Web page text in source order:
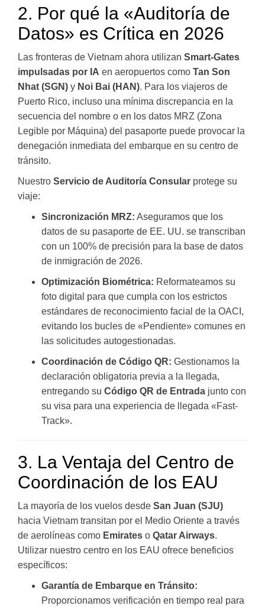
2. Por qué la «Auditoría de
Datos» es Crítica en 2026
Las fronteras de Vietnam ahora utilizan Smart-Gates
impulsadas por IA en aeropuertos como Tan Son
Nhat (SGN) y Noi Bai (HAN). Para los viajeros de
Puerto Rico, incluso una mínima discrepancia en la
secuencia del nombre o en los datos MRZ (Zona
Legible por Máquina) del pasaporte puede provocar la
denegación inmediata del embarque en su centro de
tránsito.
Nuestro Servicio de Auditoría Consular protege su
viaje:
Sincronización MRZ: Aseguramos que los
datos de su pasaporte de EE. UU. se transcriban
con un 100% de precisión para la base de datos
de inmigración de 2026.
Optimización Biométrica: Reformateamos su
foto digital para que cumpla con los estrictos
estándares de reconocimiento facial de la OACI,
evitando los bucles de «Pendiente» comunes en
las solicitudes autogestionadas.
Coordinación de Código QR: Gestionamos la
declaración obligatoria previa a la llegada,
entregando su Código QR de Entrada junto con
su visa para una experiencia de llegada «Fast-
Track».
3. La Ventaja del Centro de
Coordinación de los EAU
La mayoría de los vuelos desde San Juan (SJU)
hacia Vietnam transitan por el Medio Oriente a través
de aerolíneas como Emirates o Qatar Airways.
Utilizar nuestro centro en los EAU ofrece beneficios
específicos:
Garantía de Embarque en Tránsito:
Proporcionamos verificación en tiempo real para